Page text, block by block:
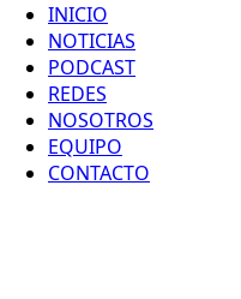
INICIO
NOTICIAS
PODCAST
REDES
NOSOTROS
EQUIPO
CONTACTO